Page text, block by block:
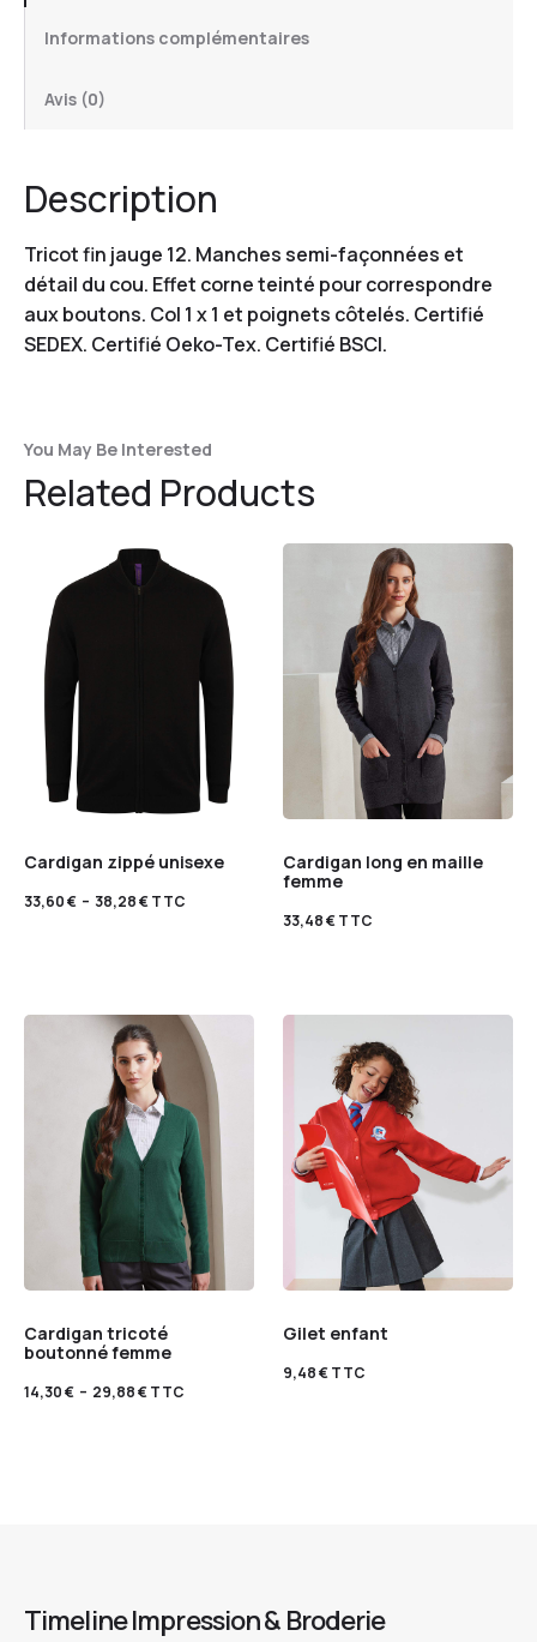
Informations complémentaires
Avis (0)
Description
Tricot fin jauge 12. Manches semi-façonnées et
détail du cou. Effet corne teinté pour correspondre
aux boutons. Col 1 x 1 et poignets côtelés. Certifié
SEDEX. Certifié Oeko-Tex. Certifié BSCI.
You May Be Interested
Related Products
Cardigan zippé unisexe
33,60€ – 38,28€TTC
Cardigan long en maille
femme
33,48€TTC
Cardigan tricoté
boutonné femme
14,30€ – 29,88€TTC
Gilet enfant
9,48€TTC
Timeline Impression & Broderie